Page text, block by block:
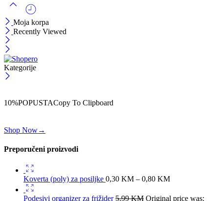
Moja korpa
Recently Viewed
Kategorije
10%POPUSTACopy To Clipboard
Shop Now→
Preporučeni proizvodi
Koverta (poly) za posiljke 0,30 KM – 0,80 KM
Podesivi organizer za frižider5,99KM Original price was: